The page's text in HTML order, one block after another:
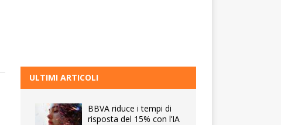
ULTIMI ARTICOLI
BBVA riduce i tempi di
risposta del 15% con l’IA